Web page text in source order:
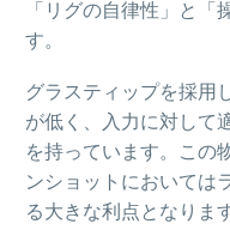
「リグの自律性」と「
す。
グラスティップを採用
が低く、入力に対して
を持っています。この
ンショットにおいては
る大きな利点となります